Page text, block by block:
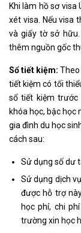
Khi làm hồ sơ
xét visa. Nếu visa
và giấy tờ sở
thêm nguồn gốc
Sổ tiết kiệm: Theo
tiết kiệm có tối
sổ tiết kiệm trước
khóa học, bậc học
gia đình du học
cách sau:
Sử dụng số dư
Sử dụng dịch
được hỗ trợ
học phí, chi
trường xin học